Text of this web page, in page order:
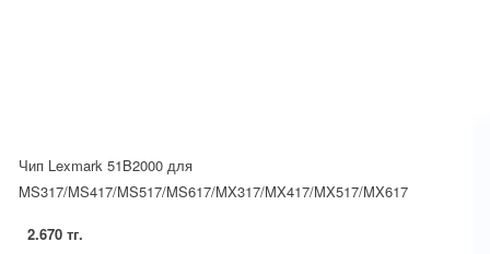
Чип Lexmark 51B2000 для
MS317/MS417/MS517/MS617/MX317/MX417/MX517/MX617
2.670 тг.